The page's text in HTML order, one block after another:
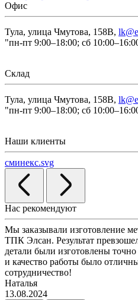
Офис
Тула, улица Чмутова, 158В,
"пн-пт 9:00–18:00; сб
Склад
Тула, улица Чмутова, 158В,
"пн-пт 9:00–18:00; сб
Наши клиенты
сминекс.svg
Нас рекомендуют
Мы заказывали изготовление
ТПК Элсан. Результат
детали были изготовлены
и качество работы было
сотрудничество!
Наталья
13.08.2024